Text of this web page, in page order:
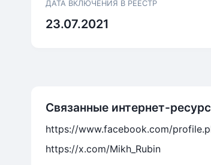
ДАТА ВКЛЮЧЕНИЯ В РЕЕСТР
23.07.2021
Связанные интернет-
https://www.facebook.com/
https://x.com/Mikh_Rubin